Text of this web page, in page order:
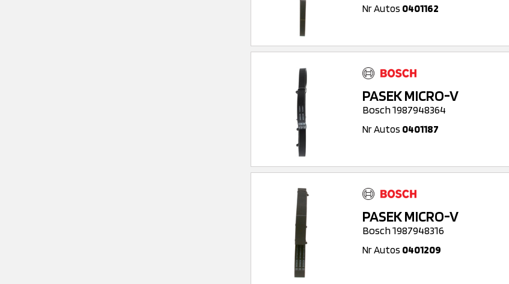
Nr Autos 0401162
PASEK MICRO-V
Bosch 1987948364
Nr Autos 0401187
PASEK MICRO-V
Bosch 1987948316
Nr Autos 0401209